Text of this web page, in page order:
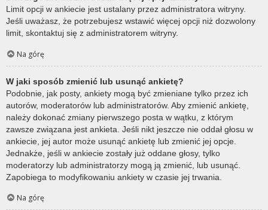
Limit opcji w ankiecie jest ustalany przez administratora witryny.
Jeśli uważasz, że potrzebujesz wstawić więcej opcji niż dozwolony
limit, skontaktuj się z administratorem witryny.
Na górę
W jaki sposób zmienić lub usunąć ankietę?
Podobnie, jak posty, ankiety mogą być zmieniane tylko przez ich
autorów, moderatorów lub administratorów. Aby zmienić ankietę,
należy dokonać zmiany pierwszego posta w wątku, z którym
zawsze związana jest ankieta. Jeśli nikt jeszcze nie oddał głosu w
ankiecie, jej autor może usunąć ankietę lub zmienić jej opcje.
Jednakże, jeśli w ankiecie zostały już oddane głosy, tylko
moderatorzy lub administratorzy mogą ją zmienić, lub usunąć.
Zapobiega to modyfikowaniu ankiety w czasie jej trwania.
Na górę